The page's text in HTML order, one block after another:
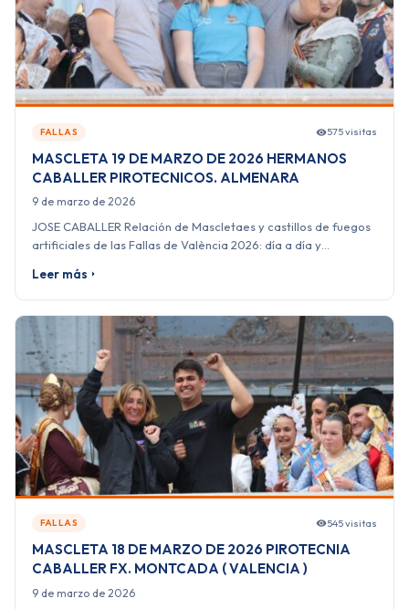
FALLAS 575 visitas
MASCLETA 19 DE MARZO DE 2026 HERMANOS
CABALLER PIROTECNICOS. ALMENARA
9 de marzo de 2026
JOSE CABALLER Relación de Mascletaes y castillos de fuegos
artificiales de las Fallas de València 2026: día a día y…
Leer más
FALLAS 545 visitas
MASCLETA 18 DE MARZO DE 2026 PIROTECNIA
CABALLER FX. MONTCADA ( VALENCIA )
9 de marzo de 2026